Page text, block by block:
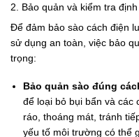
2. Bảo quản và kiểm tra
Để đảm bảo sào cách điện
sử dụng an toàn, việc bảo
trọng:
Bảo quản sào đúng
để loại bỏ bụi bẩn và
ráo, thoáng mát, tránh
yếu tố môi trường có thể